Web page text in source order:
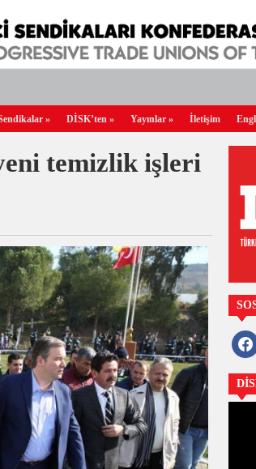
» DİSK’ten » Yayınlar » İletişim
temizlik işleri